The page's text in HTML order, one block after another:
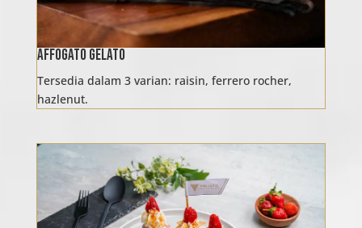
Affogato Gelato
Tersedia dalam 3 varian: raisin, ferrero rocher,
hazlenut.